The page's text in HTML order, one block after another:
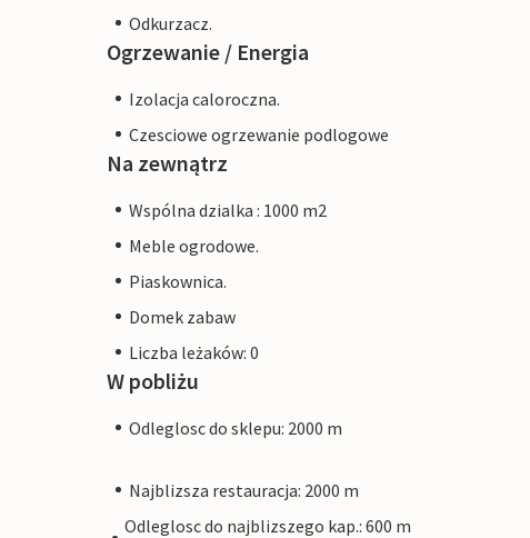
Odkurzacz.
Ogrzewanie / Energia
Izolacja caloroczna.
Czesciowe ogrzewanie podlogowe
Na zewnątrz
Wspólna dzialka : 1000 m2
Meble ogrodowe.
Piaskownica.
Domek zabaw
Liczba leżaków: 0
W pobliżu
Odleglosc do sklepu: 2000 m
Najblizsza restauracja: 2000 m
Odleglosc do najblizszego kap.: 600 m